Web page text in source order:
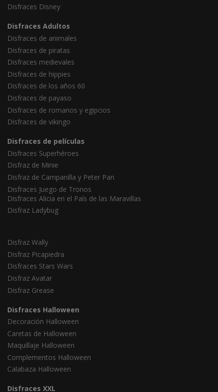
Disfraces Disney
Disfraces Adultos
Disfraces de animales
Disfraces de piratas
Disfraces medievales
Disfraces de hippies
Disfraces de los años 60
Disfraces de payaso
Disfraces de romanos y egipcios
Disfraces de vikingo
Disfraces de películas
Disfraces Superhéroes
Disfraz de Minie
Disfraz de Campanilla y Peter Pan
Disfraces Juego de Tronos
Disfraces Alicia en el País de las Maravillas
Disfraz Ladybug
Disfraz Wally
Disfraz Picapiedra
Disfraces Stars Wars
Disfraz Avatar
Disfraz Grease
Disfraces Halloween
Decoración Halloween
Caretas de Halloween
Maquillaje Halloween
Complementos Halloween
Calabaza Halloween
Disfraces XXL